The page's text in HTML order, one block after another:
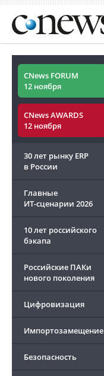
CNews FORUM
12 ноября
CNews AWARDS
12 ноября
30 лет рынку ERP
в России
Главные
ИТ-сценарии 2026
10 лет российского
бэкапа
Российские ПАКи
нового поколения
Цифровизация
Импортозамещение
Безопасность